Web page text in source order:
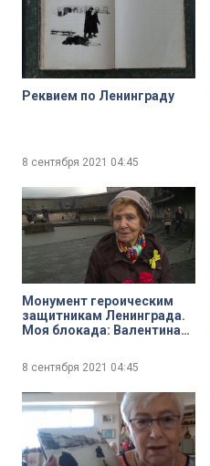
Реквием по Ленинграду
8 сентября 2021 04:45
Монумент героическим
защитникам Ленинграда.
Моя блокада: Валентина
8 сентября 2021 04:45